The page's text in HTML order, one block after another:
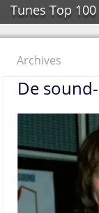
Tunes Top 100
Archives
De